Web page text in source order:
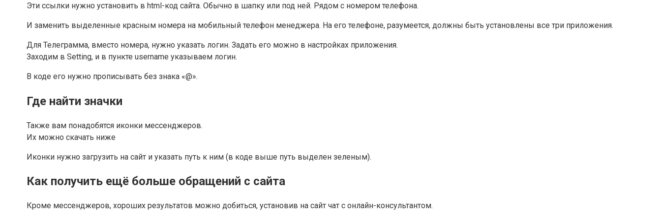
Эти ссылки нужно установить в html-код сайта. Обычно в шапку или под ней. Рядом с номером телефона.
И заменить выделенные красным номера на мобильный телефон менеджера. На его телефоне, разумеется, должны быть установлены все три приложения.
Для Телеграмма, вместо номера, нужно указать логин. Задать его можно в настройках приложения.
Заходим в Setting, и в пункте username указываем логин.
В коде его нужно прописывать без знака «@».
Где найти значки
Также вам понадобятся иконки мессенджеров.
Их можно скачать ниже
Иконки нужно загрузить на сайт и указать путь к ним (в коде выше путь выделен зеленым).
Как получить ещё больше обращений с сайта
Кроме мессенджеров, хороших результатов можно добиться, установив на сайт чат с онлайн-консультантом.